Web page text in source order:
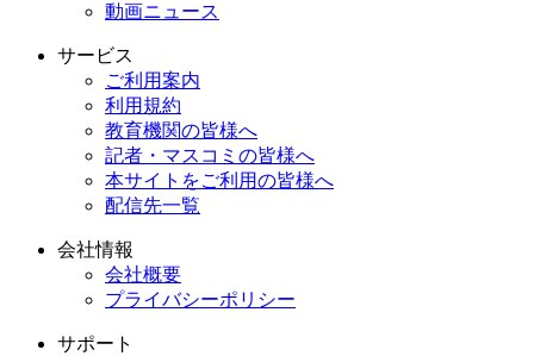
動画ニュース
サービス
ご利用案内
利用規約
教育機関の皆様へ
記者・マスコミの皆様へ
本サイトをご利用の皆様へ
配信先一覧
会社情報
会社概要
プライバシーポリシー
サポート